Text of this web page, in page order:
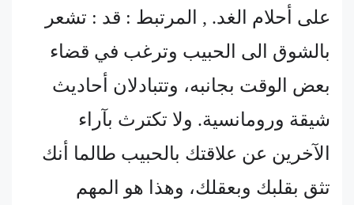
على أحلام الغد. , المرتبط : قد : تشعر
بالشوق الى الحبيب وترغب في قضاء
بعض الوقت بجانبه، وتتبادلان أحاديث
شيقة ورومانسية. ولا تكترث بآراء
الآخرين عن علاقتك بالحبيب طالما أنك
تثق بقلبك وبعقلك، وهذا هو المهم